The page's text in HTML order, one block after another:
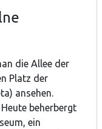
die Allee der
Platz der
ansehen.
beherbergt
ein